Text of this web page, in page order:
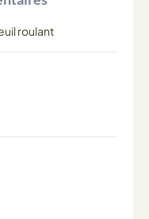
roulant